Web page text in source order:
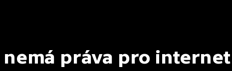
nemá práva pro internet